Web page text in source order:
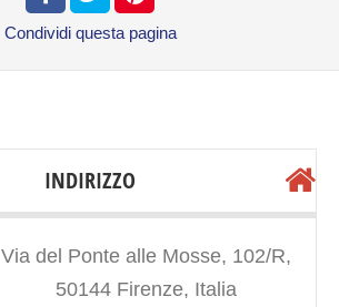
Condividi questa pagina
INDIRIZZO
Via del Ponte alle Mosse, 102/R,
50144 Firenze, Italia